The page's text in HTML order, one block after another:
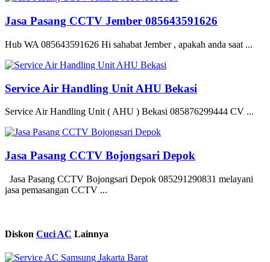
Jasa Pasang CCTV Jember 085643591626
Hub WA 085643591626 Hi sahabat Jember , apakah anda saat ...
Service Air Handling Unit AHU Bekasi
Service Air Handling Unit ( AHU ) Bekasi 085876299444 CV ...
Jasa Pasang CCTV Bojongsari Depok
Jasa Pasang CCTV Bojongsari Depok 085291290831 melayani
jasa pemasangan CCTV ...
Diskon Cuci AC Lainnya